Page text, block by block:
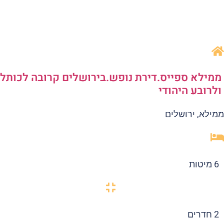
ספייס.דירת נופש.בירושלים קרובה לכותל
היהודי
ירושלים